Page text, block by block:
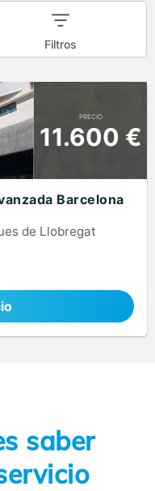
Filtros
PRECIO
11.600 €
Barcelona
de Llobregat
saber